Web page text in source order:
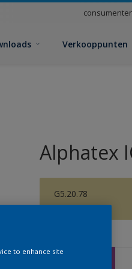
Verkooppunten
Alphatex
G5.20.78
to enhance site